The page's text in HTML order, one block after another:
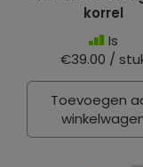
korrel
Is
€39.00 /
Toevoegen